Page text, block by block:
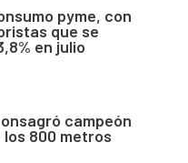
pyme, con
que se
en julio
campeón
800 metros